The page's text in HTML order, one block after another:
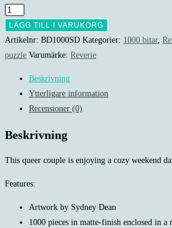
Reverie
Bookstore
Date
LÄGG TILL I VARUKORG
Artikelnr: BD1000SD Kategorier: 1000 bitar,
puzzle Varumärke: Reverie
Beskrivning
Ytterligare information
Recensioner (0)
Beskrivning
This queer couple is enjoying a cozy weekend
Features:
Artwork by Sydney Dean
1000 pieces in matte-finish enclosed in a